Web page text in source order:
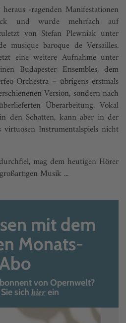
-ragenden Manifestationen
und wurde mehrfach auf
von Stefan Plewniak unter
musique baroque de Versailles.
eine weitere Aufnahme unter
Budapester Ensembles, dem
Orchestra – übrigens erstmals
Version, sondern nach
Überarbeitung. Vokal
den Schatten, kann aber in der
virtuosen Instrumentalspiels nicht
mag dem heutigen Hörer
Musik ...
mit dem
Monats-
von Opernwelt?
sich hierein